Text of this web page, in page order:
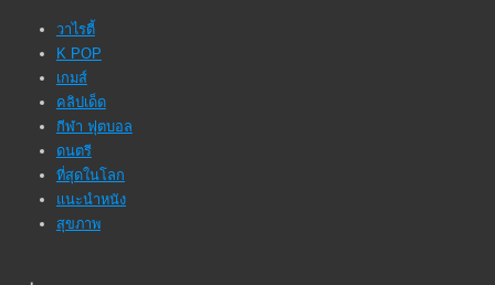
วาไรตี้
K POP
เกมส์
คลิปเด็ด
กีฬา ฟุตบอล
ดนตรี
ที่สุดในโลก
แนะนำหนัง
สุขภาพ